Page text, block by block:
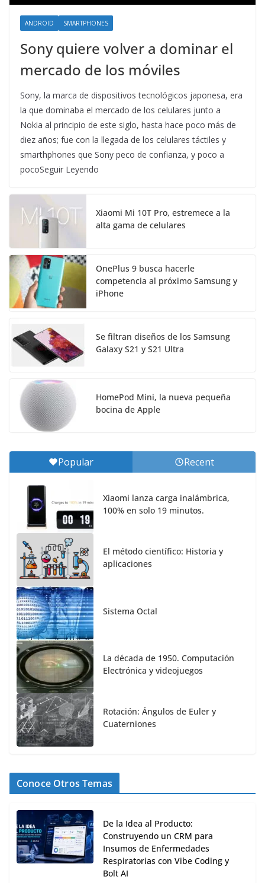
ANDROID SMARTPHONES
Sony quiere volver a dominar el
mercado de los móviles
Sony, la marca de dispositivos tecnológicos japonesa, era
la que dominaba el mercado de los celulares junto a
Nokia al principio de este siglo, hasta hace poco más de
diez años; fue con la llegada de los celulares táctiles y
smarthphones que Sony peco de confianza, y poco a
pocoSeguir Leyendo
Xiaomi Mi 10T Pro, estremece a la
alta gama de celulares
OnePlus 9 busca hacerle
competencia al próximo Samsung y
iPhone
Se filtran diseños de los Samsung
Galaxy S21 y S21 Ultra
HomePod Mini, la nueva pequeña
bocina de Apple
Popular Recent
Xiaomi lanza carga inalámbrica,
100% en solo 19 minutos.
El método científico: Historia y
aplicaciones
Sistema Octal
La década de 1950. Computación
Electrónica y videojuegos
Rotación: Ángulos de Euler y
Cuaterniones
Conoce Otros Temas
De la Idea al Producto:
Construyendo un CRM para
Insumos de Enfermedades
Respiratorias con Vibe Coding y
Bolt AI